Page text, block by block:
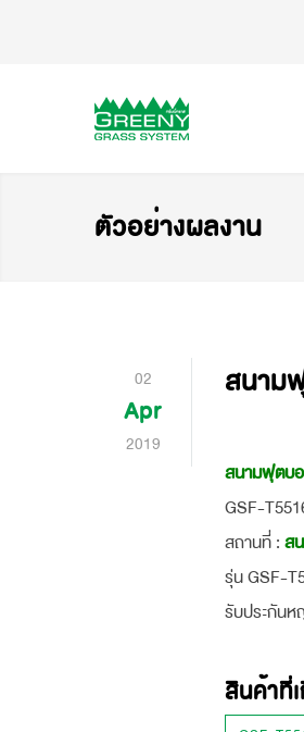
ตัวอย่างผลงาน
02
Apr
2019
สนาม
สนามฟุตบ
GSF-
สถานที่ : ส
รุ่น GSF-
รับประกันห
สินค้าที่